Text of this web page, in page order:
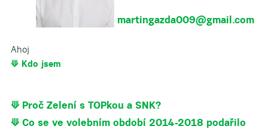
martingazda009@gmail.com
Ahoj
⟱ Kdo jsem
⟱ Proč Zelení s TOPkou a SNK?
⟱ Co se ve volebním období 2014-2018 podařilo